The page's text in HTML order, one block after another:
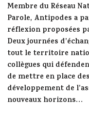
Membre du Réseau
Parole, Antipodes a
réflexion proposées
Deux journées
tout le territoire
collègues qui
de mettre en place
développement de
nouveaux horizons…